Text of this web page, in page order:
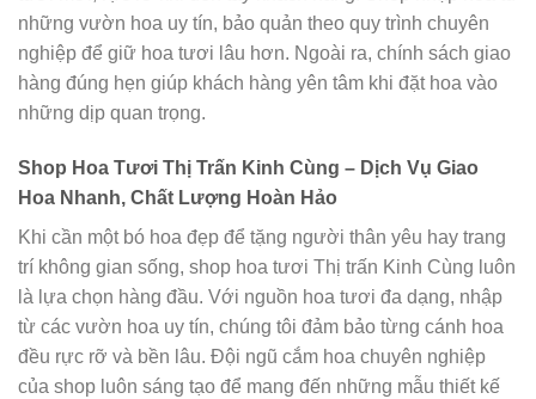
những vườn hoa uy tín, bảo quản theo quy trình chuyên
nghiệp để giữ hoa tươi lâu hơn. Ngoài ra, chính sách giao
hàng đúng hẹn giúp khách hàng yên tâm khi đặt hoa vào
những dịp quan trọng.
Shop Hoa Tươi Thị Trấn Kinh Cùng – Dịch Vụ Giao
Hoa Nhanh, Chất Lượng Hoàn Hảo
Khi cần một bó hoa đẹp để tặng người thân yêu hay trang
trí không gian sống, shop hoa tươi Thị trấn Kinh Cùng luôn
là lựa chọn hàng đầu. Với nguồn hoa tươi đa dạng, nhập
từ các vườn hoa uy tín, chúng tôi đảm bảo từng cánh hoa
đều rực rỡ và bền lâu. Đội ngũ cắm hoa chuyên nghiệp
của shop luôn sáng tạo để mang đến những mẫu thiết kế